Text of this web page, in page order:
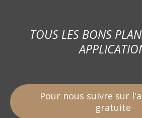
TOUS LES BONS
Pour nous suivre sur
gratuite